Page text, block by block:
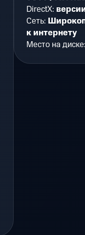
DirectX:
Сеть:
к интернету
Место на